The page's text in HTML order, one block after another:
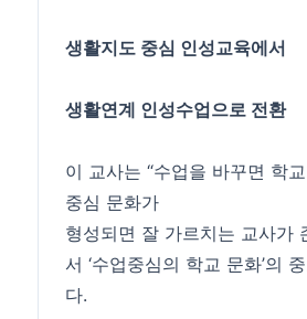
생활지도 중심 인성교육에서
생활연계 인성수업으로 전환
이 교사는 “수업을 바꾸면 학
중심 문화가
형성되면 잘 가르치는 교사가
서 ‘수업중심의 학교 문화’의
다.